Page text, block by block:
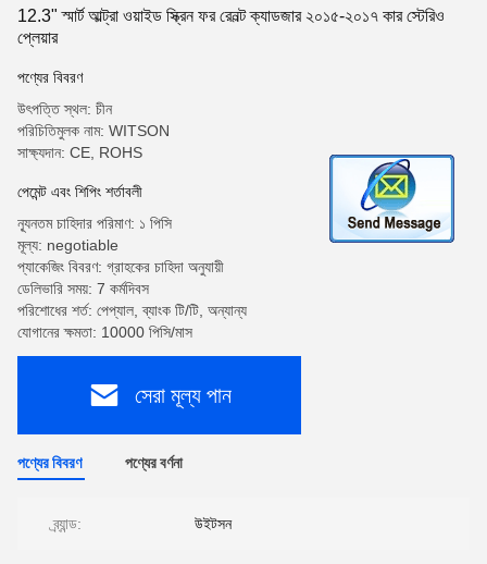
12.3" স্মার্ট আল্ট্রা ওয়াইড স্ক্রিন ফর রেনল্ট ক্যাডজার ২০১৫-২০১৭ কার স্টেরিও
প্লেয়ার
পণ্যের বিবরণ
উৎপত্তি স্থল: চীন
পরিচিতিমুলক নাম: WITSON
সাক্ষ্যদান: CE, ROHS
পেমেন্ট এবং শিপিং শর্তাবলী
ন্যূনতম চাহিদার পরিমাণ: ১ পিসি
মূল্য: negotiable
প্যাকেজিং বিবরণ: গ্রাহকের চাহিদা অনুযায়ী
ডেলিভারি সময়: 7 কর্মদিবস
পরিশোধের শর্ত: পেপ্যাল, ব্যাংক টি/টি, অন্যান্য
যোগানের ক্ষমতা: 10000 পিসি/মাস
সেরা মূল্য পান
পণ্যের বিবরণ পণ্যের বর্ণনা
ব্র্যান্ড: উইটসন